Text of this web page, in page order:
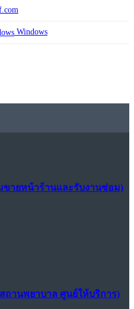
Windows
ขายหน้าร้านและรับงานซ่อม)
ถานพยาบาล ศูนย์ให้บริการ)